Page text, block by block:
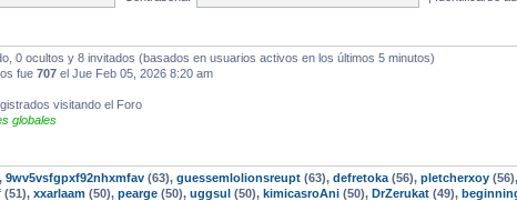
0 ocultos y 8 invitados (basados en usuarios activos en los últimos 5 minutos)
fue 707 el Jue Feb 05, 2026 8:20 am
visitando el Foro
globales
9wv5vsfgpxf92nhxmfav (63), guessemlolionsreupt (63), defretoka (56), pletcherxoy (56),
(51), xxarlaam (50), pearge (50), uggsul (50), kimicasroAni (50), DrZerukat (49),